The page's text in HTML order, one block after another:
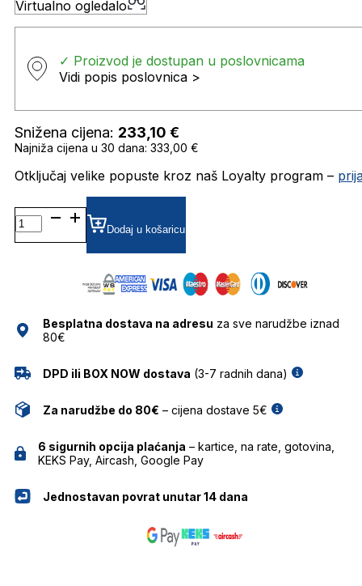
Virtualno ogledalo
✓ Proizvod je dostupan u poslovnicama
Vidi popis poslovnica >
Snižena cijena: 233,10 €
Najniža cijena u 30 dana: 333,00 €
Otključaj velike popuste kroz naš Loyalty program –
DATS111-
01 SUNČANE
NAOČALE
Dodaj u košaricu
Besplatna dostava na adresu za sve narudžbe iznad
80€
DPD ili BOX NOW dostava (3-7 radnih dana)
Za narudžbe do 80€ – cijena dostave 5€
6 sigurnih opcija plaćanja – kartice, na rate, gotovina,
KEKS Pay, Aircash, Google Pay
Jednostavan povrat unutar 14 dana